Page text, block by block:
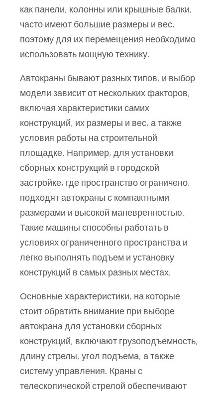
как панели, колонны или крышные балки,
часто имеют большие размеры и вес,
поэтому для их перемещения необходимо
использовать мощную технику.
Автокраны бывают разных типов, и выбор
модели зависит от нескольких факторов,
включая характеристики самих
конструкций, их размеры и вес, а также
условия работы на строительной
площадке. Например, для установки
сборных конструкций в городской
застройке, где пространство ограничено,
подходят автокраны с компактными
размерами и высокой маневренностью.
Такие машины способны работать в
условиях ограниченного пространства и
легко выполнять подъем и установку
конструкций в самых разных местах.
Основные характеристики, на которые
стоит обратить внимание при выборе
автокрана для установки сборных
конструкций, включают грузоподъемность,
длину стрелы, угол подъема, а также
систему управления. Краны с
телескопической стрелой обеспечивают